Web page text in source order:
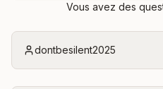
Vous avez des
dontbesilent2025